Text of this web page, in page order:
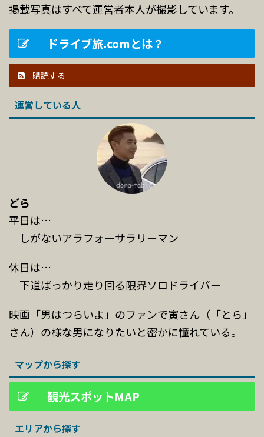
掲載写真はすべて運営者本人が撮影しています。
ドライブ旅.comとは？
購読する
運営している人
どら
平日は…
しがないアラフォーサラリーマン
休日は…
下道ばっかり走り回る限界ソロドライバー
映画「男はつらいよ」のファンで寅さん（「とら」
さん）の様な男になりたいと密かに憧れている。
マップから探す
観光スポットMAP
エリアから探す